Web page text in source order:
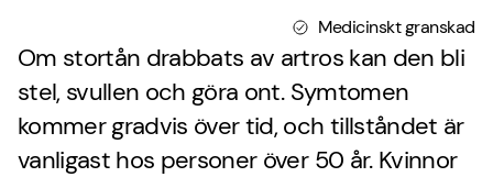
Medicinskt granskad
Om stortån drabbats av artros kan den bli
stel, svullen och göra ont. Symtomen
kommer gradvis över tid, och tillståndet är
vanligast hos personer över 50 år. Kvinnor